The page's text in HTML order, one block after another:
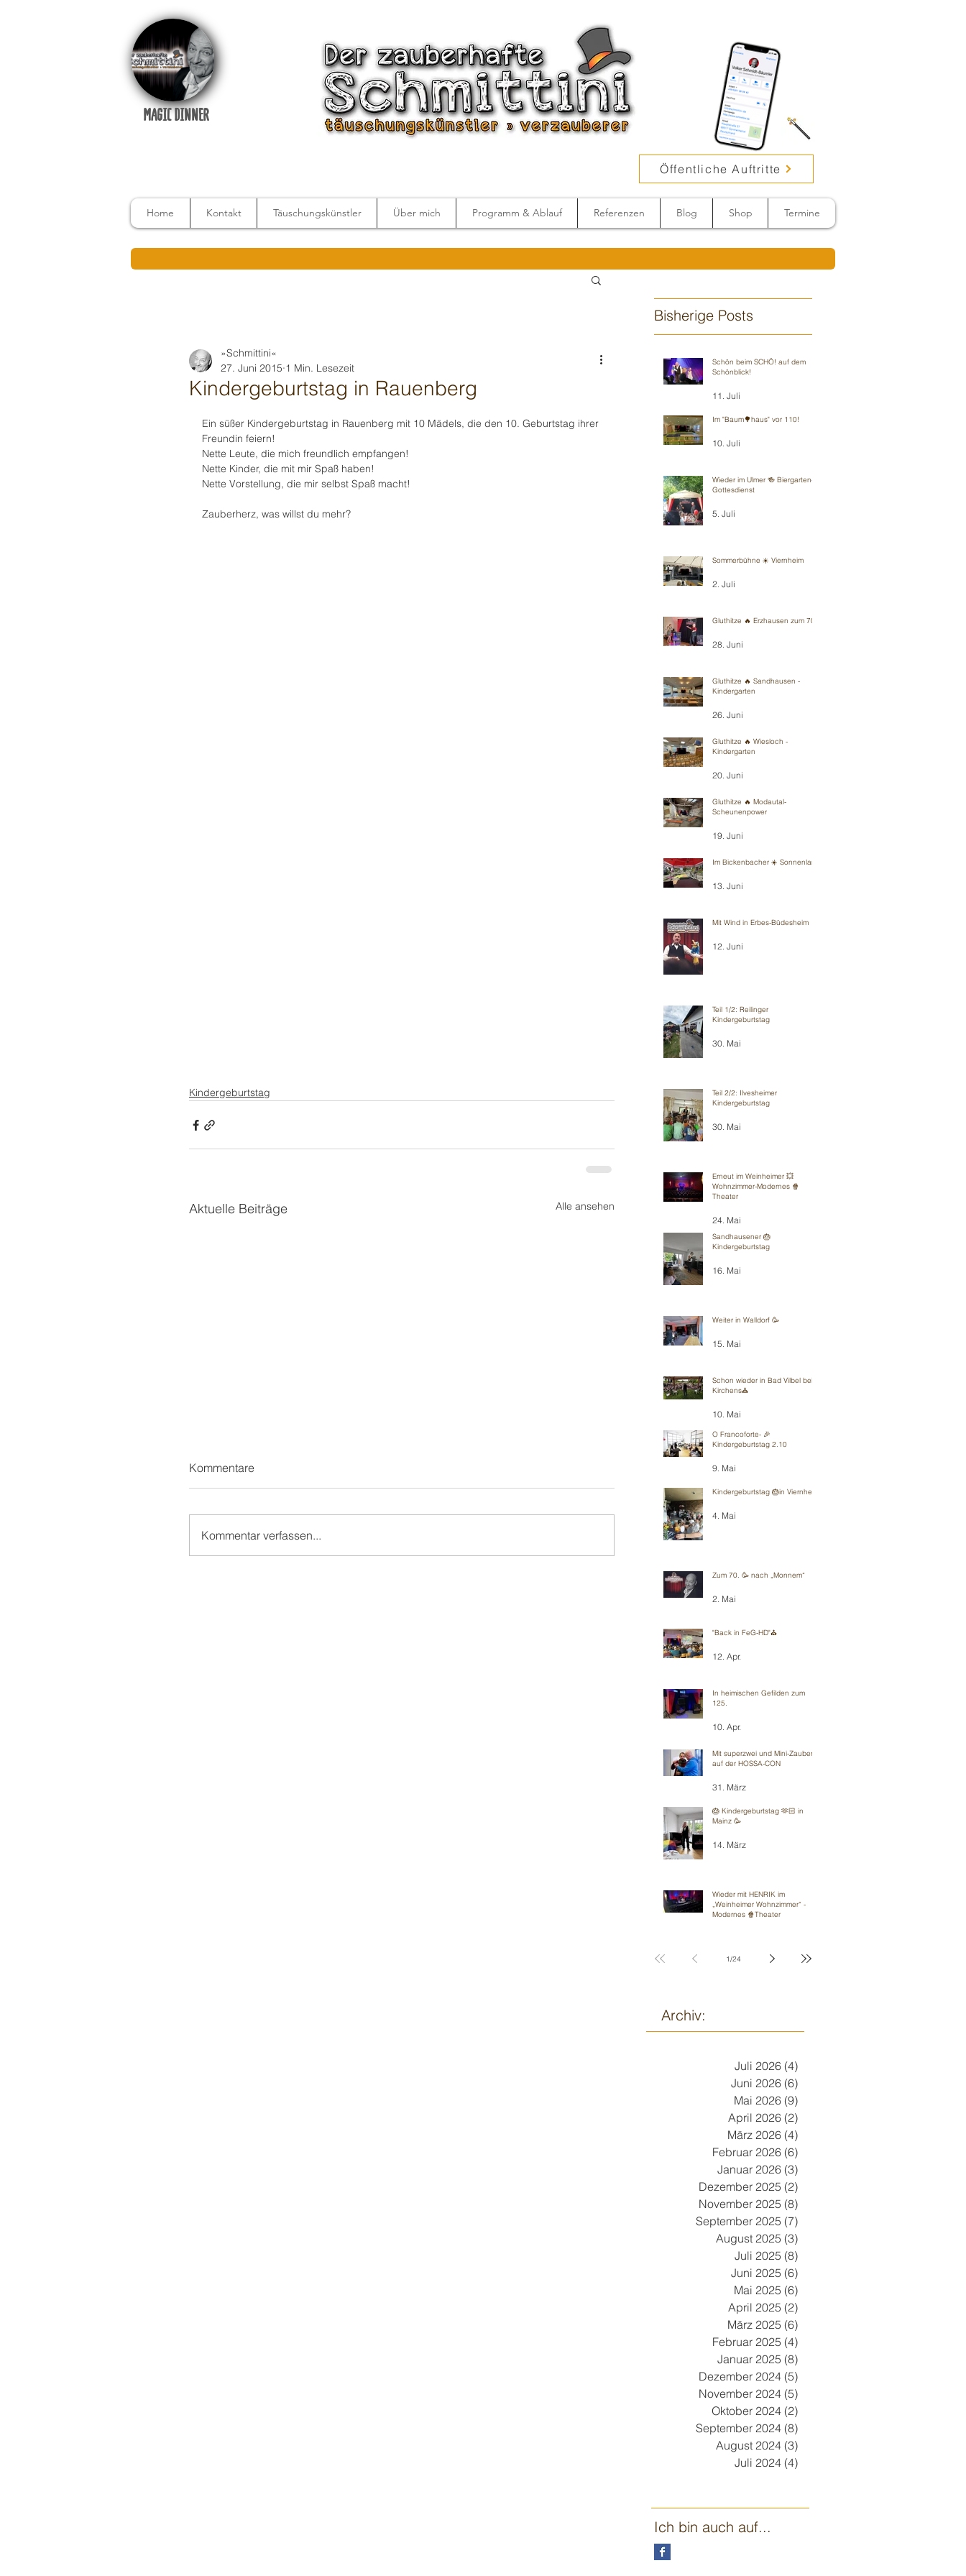
MAGIC DINNER
Öffentliche Auftritte
Home Kontakt Täuschungskünstler Über mich Programm & Ablauf Referenzen Blog Shop Termine
Kindergeburtstag in Rauenberg
»Schmittini«
27. Juni 2015 1 Min. Lesezeit
Ein süßer Kindergeburtstag in Rauenberg mit 10 Mädels, die den 10. Geburtstag ihrer
Freundin feiern!
Nette Leute, die mich freundlich empfangen!
Nette Kinder, die mit mir Spaß haben!
Nette Vorstellung, die mir selbst Spaß macht!
Zauberherz, was willst du mehr?
Kindergeburtstag
Aktuelle Beiträge Alle ansehen
Kommentare
Kommentar verfassen...
Bisherige Posts
Schön beim SCHÖ! auf dem
Schönblick!
11. Juli
Im "Baum🌳haus" vor 110!
10. Juli
Wieder im Ulmer 🍻 Biergarten-
Gottesdienst
5. Juli
Sommerbühne ☀️ Viernheim
2. Juli
Gluthitze 🔥 Erzhausen zum 70.
28. Juni
Gluthitze 🔥 Sandhausen -
Kindergarten
26. Juni
Gluthitze 🔥 Wiesloch -
Kindergarten
20. Juni
Gluthitze 🔥 Modautal-
Scheunenpower
19. Juni
Im Bickenbacher ☀️ Sonnenland
13. Juni
Mit Wind in Erbes-Büdesheim
12. Juni
Teil 1/2: Reilinger
Kindergeburtstag
30. Mai
Teil 2/2: Ilvesheimer
Kindergeburtstag
30. Mai
Erneut im Weinheimer 💥
Wohnzimmer-Modernes 🍿
Theater
24. Mai
Sandhausener 🎂
Kindergeburtstag
16. Mai
Weiter in Walldorf 🥳
15. Mai
Schon wieder in Bad Vilbel bei
Kirchens⛪️
10. Mai
O Francoforte- 🎉
Kindergeburtstag 2.10
9. Mai
Kindergeburtstag 🎂in Viernheim
4. Mai
Zum 70. 🥳 nach „Monnem“
2. Mai
"Back in FeG-HD"⛪️
12. Apr.
In heimischen Gefilden zum
125.
10. Apr.
Mit superzwei und Mini-Zauberei
auf der HOSSA-CON
31. März
🎂 Kindergeburtstag 🫶🏻 in
Mainz 🥳
14. März
Wieder mit HENRIK im
„Weinheimer Wohnzimmer“ -
Modernes 🍿Theater
1/24
Archiv:
Juli 2026 (4)
Juni 2026 (6)
Mai 2026 (9)
April 2026 (2)
März 2026 (4)
Februar 2026 (6)
Januar 2026 (3)
Dezember 2025 (2)
November 2025 (8)
September 2025 (7)
August 2025 (3)
Juli 2025 (8)
Juni 2025 (6)
Mai 2025 (6)
April 2025 (2)
März 2025 (6)
Februar 2025 (4)
Januar 2025 (8)
Dezember 2024 (5)
November 2024 (5)
Oktober 2024 (2)
September 2024 (8)
August 2024 (3)
Juli 2024 (4)
Ich bin auch auf...